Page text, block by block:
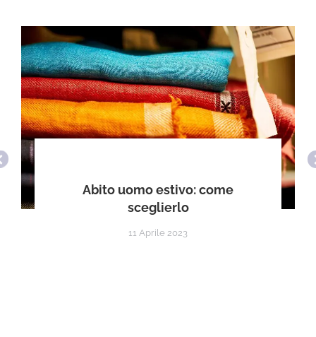
Abito uomo estivo: come
sceglierlo
11 Aprile 2023